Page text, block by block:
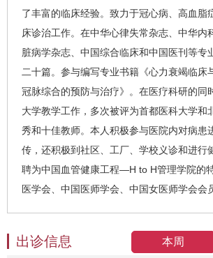
了丰富的临床经验。致力于冠心病、高血脂
床诊治工作。在中华心律失常杂志、中华内
脏病学杂志、中国综合临床和中国医刊等专
二十篇。参与编写专业书籍《心力衰竭临床
冠脉综合的预防与治疗》。在医疗科研的同
大学教学工作，多次被评为首都医科大学和
秀和十佳教师。本人积极参与医院内对病患
传，还积极到社区、工厂、学校义诊和进行
聘为中国血管健康工程—H to H管理学院的
医学会、中国医师学会、中国女医师学会会
本周
出诊信息